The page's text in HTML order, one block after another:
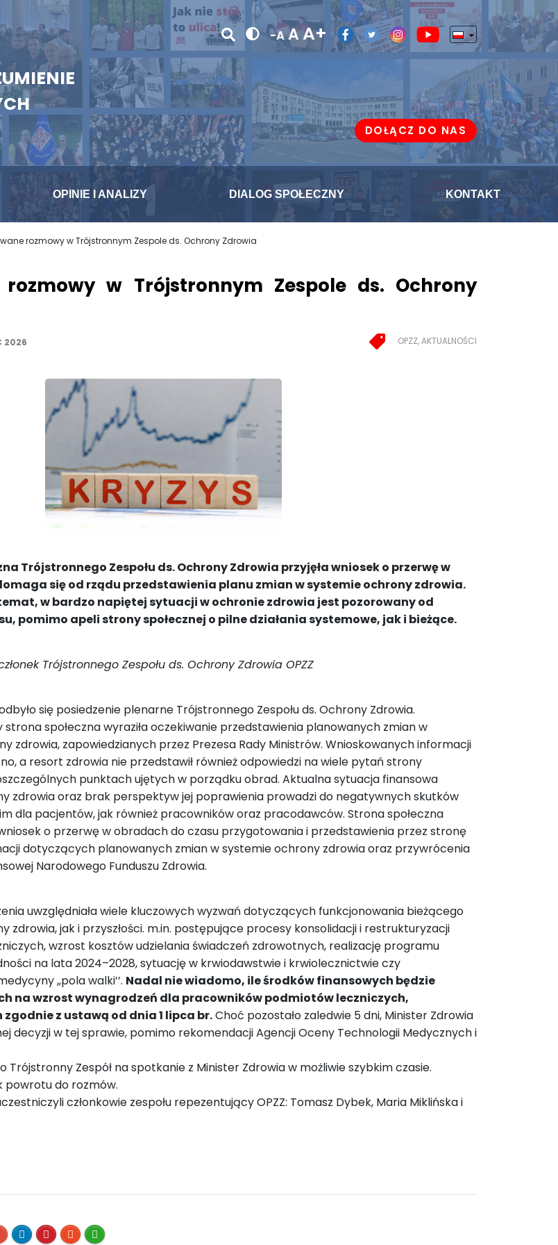
-A AA+
DOŁĄCZ DO NAS
OPINIE I ANALIZY DIALOG SPOŁECZNY KONTAKT
rozmowy w Trójstronnym Zespole ds. Ochrony Zdrowia
rozmowy w Trójstronnym Zespole ds. Ochrony
2026 OPZZ, AKTUALNOŚCI
Trójstronnego Zespołu ds. Ochrony Zdrowia przyjęła wniosek o przerwęw
się od rządu przedstawienia planu zmian w systemie ochrony zdrowia.
w bardzo napiętej sytuacji w ochronie zdrowia jest pozorowany od
pomimo apeli strony społecznej o pilne działania systemowe, jak i bieżące.
Trójstronnego Zespołu ds. Ochrony Zdrowia OPZZ
się posiedzenie plenarne Trójstronnego Zespołu ds. Ochrony Zdrowia.
strona społeczna wyraziła oczekiwanie przedstawienia planowanych zmian w
zdrowia, zapowiedzianych przez Prezesa Rady Ministrów. Wnioskowanych informacji
a resort zdrowia nie przedstawił również odpowiedzi na wiele pytań strony
punktach ujętych w porządku obrad. Aktualna sytuacja finansowa
zdrowia oraz brak perspektyw jej poprawienia prowadzi do negatywnych skutków
dla pacjentów, jak również pracowników oraz pracodawców. Strona społeczna
o przerwę w obradach do czasu przygotowania i przedstawienia przez stronę
dotyczących planowanych zmian w systemie ochrony zdrowia oraz przywrócenia
Narodowego Funduszu Zdrowia.
uwzględniała wiele kluczowych wyzwań dotyczących funkcjonowania bieżącego
zdrowia, jak i przyszłości. m.in. postępujące procesy konsolidacji i restrukturyzacji
wzrost kosztów udzielania świadczeń zdrowotnych, realizację programu
na lata 2024–2028, sytuację w krwiodawstwie i krwiolecznictwie czy
,,pola walki’’. Nadal nie wiadomo, ile środków finansowych będzie
na wzrost wynagrodzeń dla pracowników podmiotów leczniczych,
z ustawą od dnia 1 lipca br.Choć pozostało zaledwie 5 dni, Minister Zdrowia
decyzji w tej sprawie, pomimo rekomendacji Agencji Oceny Technologii Medycznych i
Trójstronny Zespół na spotkanie z Minister Zdrowia w możliwie szybkim czasie.
powrotu do rozmów.
członkowie zespołu repezentujący OPZZ: Tomasz Dybek, Maria Miklińska i